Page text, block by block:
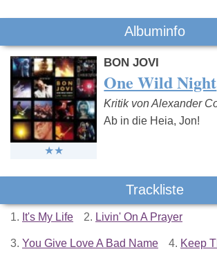
Albuminfo
BON JOVI
One Wild Night
Kritik von Alexander
Ab in die Heia, Jon!
Trackliste
1. It's My Life 2. Livin' On A Prayer
3. You Give Love A Bad Name 4. Keep